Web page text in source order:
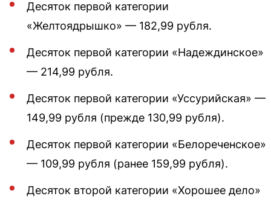
Десяток первой категории
«Желтоядрышко» — 182,99 рубля.
Десяток первой категории «Надеждинское»
— 214,99 рубля.
Десяток первой категории «Уссурийская» —
149,99 рубля (прежде 130,99 рубля).
Десяток первой категории «Белореченское»
— 109,99 рубля (ранее 159,99 рубля).
Десяток второй категории «Хорошее дело»